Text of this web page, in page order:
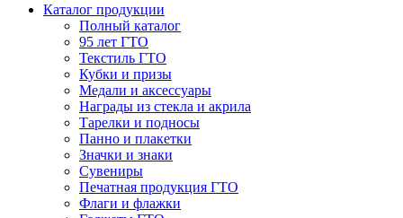
Каталог продукции
Полный каталог
95 лет ГТО
Текстиль ГТО
Кубки и призы
Медали и аксессуары
Награды из стекла и акрила
Тарелки и подносы
Панно и плакетки
Значки и знаки
Сувениры
Печатная продукция ГТО
Флаги и флажки